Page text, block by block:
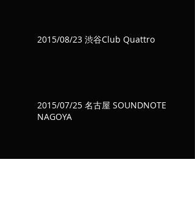
2015/08/23 渋谷Club Quattro
2015/07/25 名古屋 SOUNDNOTE
NAGOYA